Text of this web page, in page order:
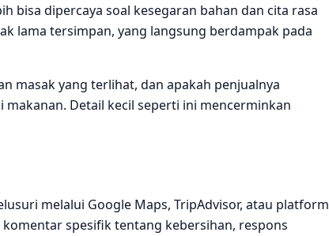
bisa dipercaya soal kesegaran bahan dan cita rasa
lama tersimpan, yang langsung berdampak pada
masak yang terlihat, dan apakah penjualnya
Detail kecil seperti ini mencerminkan
melalui Google Maps, TripAdvisor, atau platform
spesifik tentang kebersihan, respons